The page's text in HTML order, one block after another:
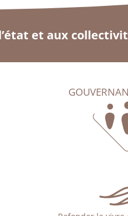
et aux